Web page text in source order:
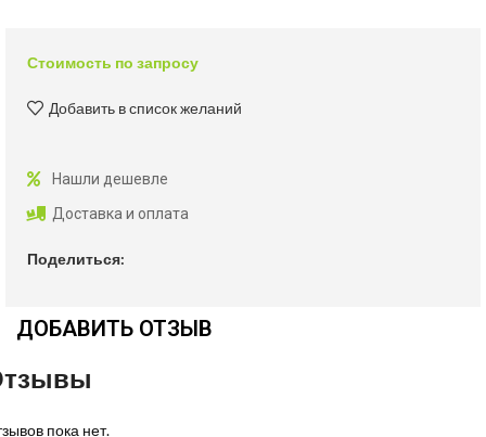
Стоимость по запросу
Добавить в список желаний
Нашли дешевле
Доставка и оплата
Поделиться:
ДОБАВИТЬ ОТЗЫВ
пока нет.